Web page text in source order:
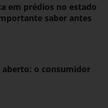
em prédios no estado
saber antes
aberto: o consumidor